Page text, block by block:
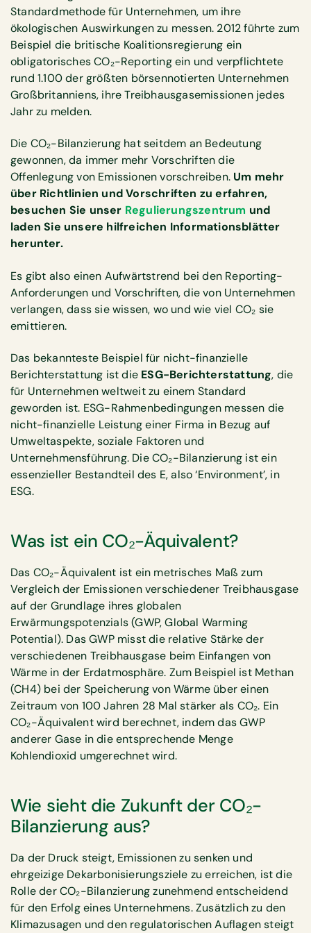
Standardmethode für Unternehmen, um ihre
ökologischen Auswirkungen zu messen. 2012 führte zum
Beispiel die britische Koalitionsregierung ein
obligatorisches CO₂-Reporting ein und verpflichtete
rund 1.100 der größten börsennotierten Unternehmen
Großbritanniens, ihre Treibhausgasemissionen jedes
Jahr zu melden.
Die CO₂-Bilanzierung hat seitdem an Bedeutung
gewonnen, da immer mehr Vorschriften die
Offenlegung von Emissionen vorschreiben. Um mehr
über Richtlinien und Vorschriften zu erfahren,
besuchen Sie unser Regulierungszentrum und
laden Sie unsere hilfreichen Informationsblätter
herunter.
Es gibt also einen Aufwärtstrend bei den Reporting-
Anforderungen und Vorschriften, die von Unternehmen
verlangen, dass sie wissen, wo und wie viel CO₂ sie
emittieren.
Das bekannteste Beispiel für nicht-finanzielle
Berichterstattung ist die ESG-Berichterstattung, die
für Unternehmen weltweit zu einem Standard
geworden ist. ESG-Rahmenbedingungen messen die
nicht-finanzielle Leistung einer Firma in Bezug auf
Umweltaspekte, soziale Faktoren und
Unternehmensführung. Die CO₂-Bilanzierung ist ein
essenzieller Bestandteil des E, also ‘Environment’, in
ESG.
Was ist ein CO₂-Äquivalent?
Das CO₂-Äquivalent ist ein metrisches Maß zum
Vergleich der Emissionen verschiedener Treibhausgase
auf der Grundlage ihres globalen
Erwärmungspotenzials (GWP, Global Warming
Potential). Das GWP misst die relative Stärke der
verschiedenen Treibhausgase beim Einfangen von
Wärme in der Erdatmosphäre. Zum Beispiel ist Methan
(CH4) bei der Speicherung von Wärme über einen
Zeitraum von 100 Jahren 28 Mal stärker als CO₂. Ein
CO₂-Äquivalent wird berechnet, indem das GWP
anderer Gase in die entsprechende Menge
Kohlendioxid umgerechnet wird.
Wie sieht die Zukunft der CO₂-
Bilanzierung aus?
Da der Druck steigt, Emissionen zu senken und
ehrgeizige Dekarbonisierungsziele zu erreichen, ist die
Rolle der CO₂-Bilanzierung zunehmend entscheidend
für den Erfolg eines Unternehmens. Zusätzlich zu den
Klimazusagen und den regulatorischen Auflagen steigt